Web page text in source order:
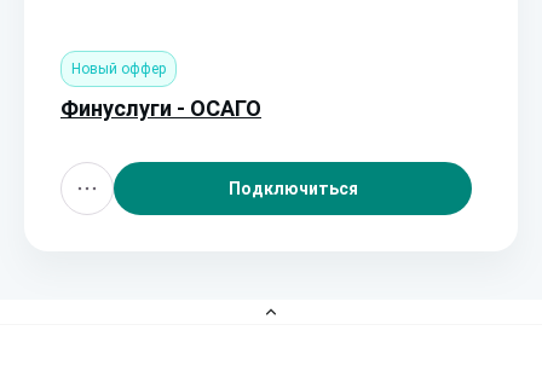
Новый оффер
Финуслуги - ОСАГО
Подключиться